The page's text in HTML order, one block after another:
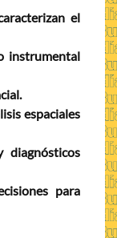
el
instrumental
espaciales
para